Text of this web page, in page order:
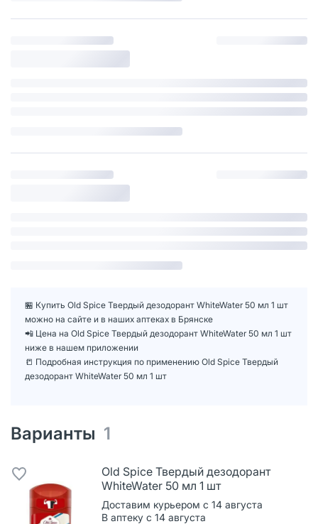
🏪 Купить Old Spice Твердый дезодорант WhiteWater 50 мл 1 шт
можно на сайте и в наших аптеках в Брянске
📲 Цена на Old Spice Твердый дезодорант WhiteWater 50 мл 1 шт
ниже в нашем приложении
📒 Подробная инструкция по применению Old Spice Твердый
дезодорант WhiteWater 50 мл 1 шт
Варианты 1
Old Spice Твердый дезодорант
WhiteWater 50 мл 1 шт
Доставим курьером с 14 августа
В аптеку с 14 августа